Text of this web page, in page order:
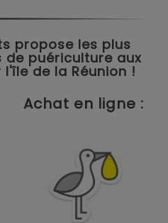
propose les plus
de puériculture aux
de la Réunion !
Achat en ligne :